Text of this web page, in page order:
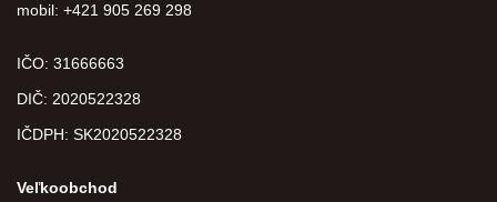
mobil: +421 905 269 298
IČO: 31666663
DIČ: 2020522328
IČDPH: SK2020522328
Veľkoobchod